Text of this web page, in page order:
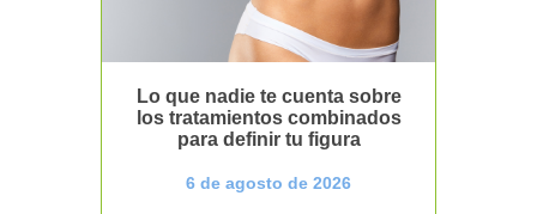
Lo que nadie te cuenta sobre
los tratamientos combinados
para definir tu figura
6 de agosto de 2026